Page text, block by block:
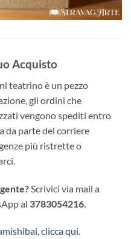
Acquisto
teatrino è un pezzo
gli ordini che
vengono spediti entro
da parte del corriere
più ristrette o
Scrivici via mail a
al 3783054216
clicca qui.